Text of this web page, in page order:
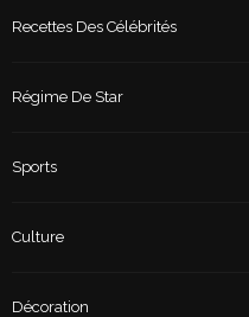
Recettes Des Célébrités
Régime De Star
Sports
Culture
Décoration